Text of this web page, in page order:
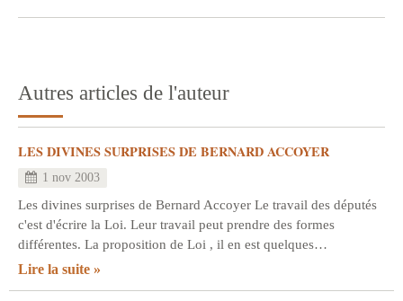
Autres articles de l'auteur
LES DIVINES SURPRISES DE BERNARD ACCOYER
1 nov 2003
Les divines surprises de Bernard Accoyer Le travail des députés
c'est d'écrire la Loi. Leur travail peut prendre des formes
différentes. La proposition de Loi , il en est quelques…
Lire la suite